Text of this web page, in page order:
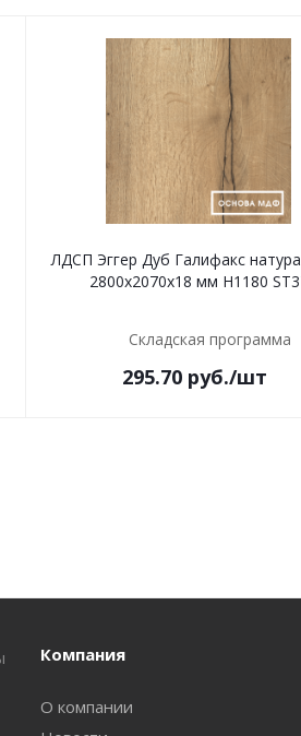
ЛДСП Эггер Дуб Галифакс
2800х2070х18 мм H1180
Складская программа
295.70 руб./шт
Компания
О компании